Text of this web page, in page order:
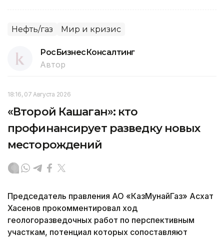
Нефть/газ Мир и кризис
РосБизнесКонсалтинг
Автор
18:16, 07 Августа 2026
«Второй Кашаган»: кто
профинансирует разведку новых
месторождений
Председатель правления АО «КазМунайГаз» Асхат
Хасенов прокомментировал ход
геологоразведочных работ по перспективным
участкам, потенциал которых сопоставляют